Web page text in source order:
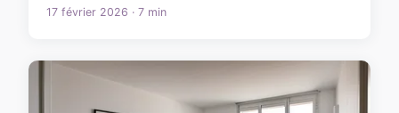
17 février 2026 · 7 min